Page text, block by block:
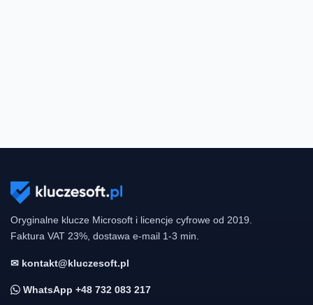
Oryginalne klucze Microsoft i licencje cyfrowe od 2019.
Faktura VAT 23%, dostawa e-mail 1-3 min.
✉ kontakt@kluczesoft.pl
WhatsApp +48 732 083 217